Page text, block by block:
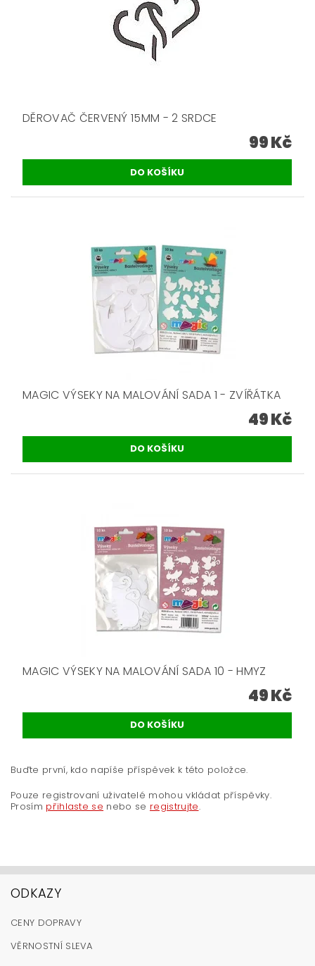
DĚROVAČ ČERVENÝ 15MM - 2 SRDCE
99 Kč
MAGIC VÝSEKY NA MALOVÁNÍ SADA 1 - ZVÍŘÁTKA
49 Kč
MAGIC VÝSEKY NA MALOVÁNÍ SADA 10 - HMYZ
49 Kč
Buďte první, kdo napíše příspěvek k této položce.
Pouze registrovaní uživatelé mohou vkládat příspěvky.
Prosím přihlaste se nebo se registrujte.
ODKAZY
CENY DOPRAVY
VĚRNOSTNÍ SLEVA